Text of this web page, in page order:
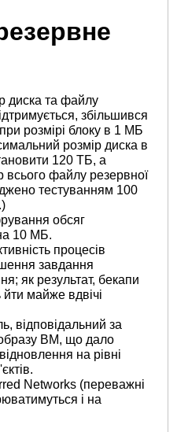
диска та файлу
збільшився
розмірі блоку в 1 МБ
розмір диска в
120 ТБ, а
всього файлу резервної
тестуванням 100
обсяг
10 МБ.
процесів
завдання
як результат, бекапи
майже вдвічі
відповідальний за
образу ВМ, що дало
на рівні
Networks (переважні
і на